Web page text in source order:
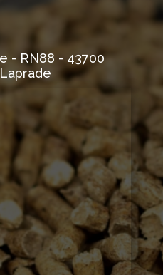
- RN88 - 43700